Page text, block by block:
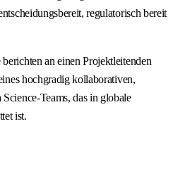
regulatorisch bereit
an einen Projektleitenden
hochgradig kollaborativen,
Teams, das in globale
ist.